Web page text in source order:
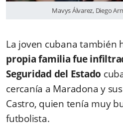
Mavys Álvarez, Diego
La joven cubana también
propia familia fue
Seguridad del Estado
cercanía a Maradona y
Castro, quien tenía muy
futbolista.